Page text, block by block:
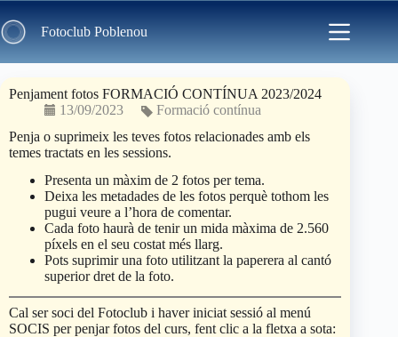
to
content Fotoclub Poblenou
Penjament fotos FORMACIÓ CONTÍNUA 2023/2024
13/09/2023
Formació contínua
Penja o suprimeix les teves fotos relacionades amb els
temes tractats en les sessions.
Presenta un màxim de 2 fotos per tema.
Deixa les metadades de les fotos perquè tothom les
pugui veure a l’hora de comentar.
Cada foto haurà de tenir un mida màxima de 2.560
píxels en el seu costat més llarg.
Pots suprimir una foto utilitzant la paperera al cantó
superior dret de la foto.
Cal ser soci del Fotoclub i haver iniciat sessió al menú
SOCIS per penjar fotos del curs, fent clic a la fletxa a sota: